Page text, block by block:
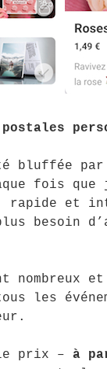
bluffée
fois que
rapide et
besoin
les
prix – à